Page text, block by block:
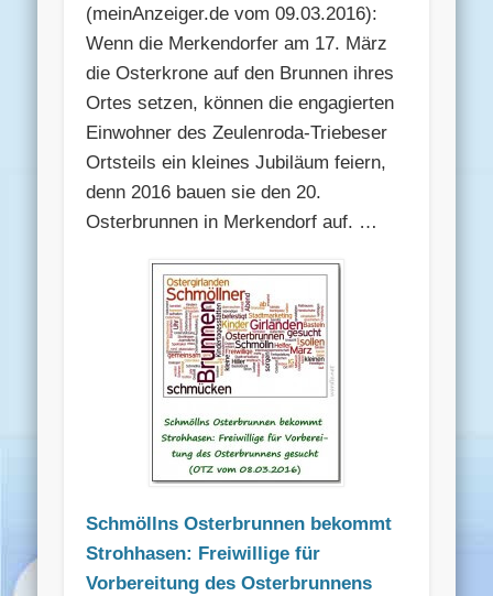
(meinAnzeiger.de vom 09.03.2016):
Wenn die Merkendorfer am 17. März
die Osterkrone auf den Brunnen ihres
Ortes setzen, können die engagierten
Einwohner des Zeulenroda-Triebeser
Ortsteils ein kleines Jubiläum feiern,
denn 2016 bauen sie den 20.
Osterbrunnen in Merkendorf auf. …
Schmöllns Osterbrunnen bekommt
Strohhasen: Freiwillige für
Vorbereitung des Osterbrunnens